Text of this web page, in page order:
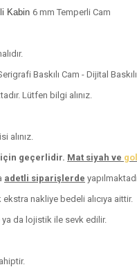
Kabin 6 mm Temperli Cam
Baskılı Cam - Dijital
Lütfen bilgi alınız.
alınız.
geçerlidir. Mat siyah ve
adetli siparişlerde
nakliye bedeli alıcıya aittir.
da lojistik ile sevk edilir.